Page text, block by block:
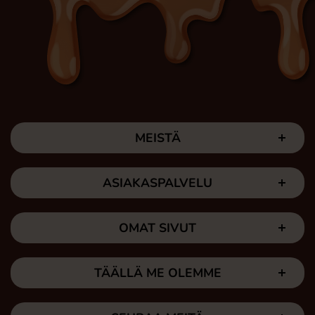
MEISTÄ
ASIAKASPALVELU
OMAT SIVUT
TÄÄLLÄ ME OLEMME